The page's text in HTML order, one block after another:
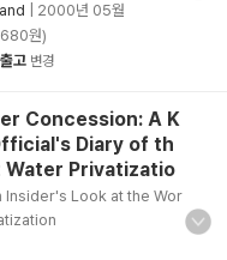
2000년 05월
원)
고 변경
Concession: A K
Diary of th
Water Privatizatio
Insider's Look at the Wor